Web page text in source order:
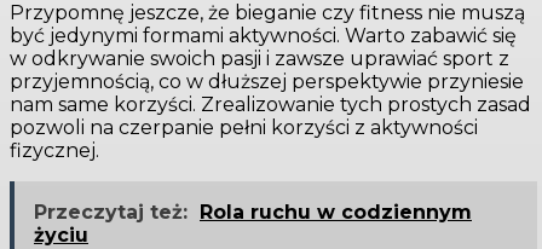
Przypomnę jeszcze, że bieganie czy fitness nie muszą
być jedynymi formami aktywności. Warto zabawić się
w odkrywanie swoich pasji i zawsze uprawiać sport z
przyjemnością, co w dłuższej perspektywie przyniesie
nam same korzyści. Zrealizowanie tych prostych zasad
pozwoli na czerpanie pełni korzyści z aktywności
fizycznej.
Przeczytaj też:
Rola ruchu w codziennym
życiu